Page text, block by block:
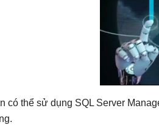
có thể sử dụng SQL Server